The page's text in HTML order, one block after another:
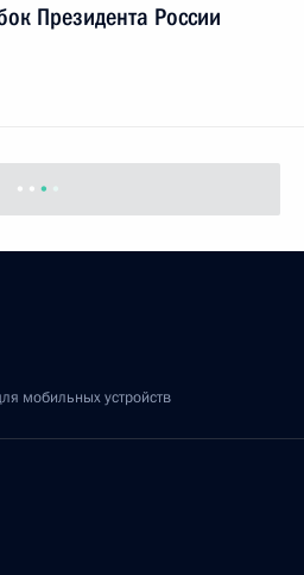
Президента России
мобильных устройств